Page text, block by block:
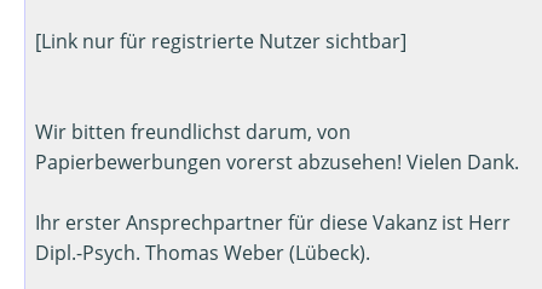
[Link nur für registrierte Nutzer sichtbar]
Wir bitten freundlichst darum, von
Papierbewerbungen vorerst abzusehen! Vielen Dank.
Ihr erster Ansprechpartner für diese Vakanz ist Herr
Dipl.-Psych. Thomas Weber (Lübeck).